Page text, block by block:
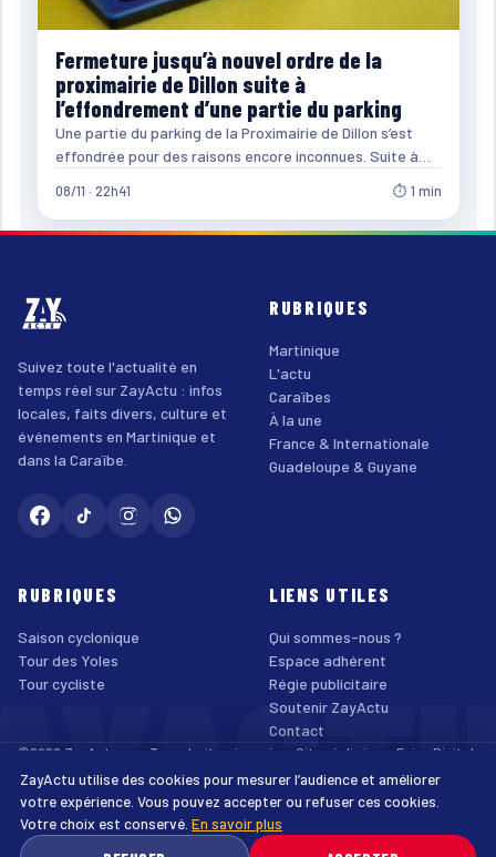
Fermeture jusqu’à nouvel ordre de la
proximairie de Dillon suite à
l’effondrement d’une partie du parking
Une partie du parking de la Proximairie de Dillon s’est
effondrée pour des raisons encore inconnues. Suite à…
08/11 · 22h41 ⏱ 1 min
Suivez toute l'actualité en
temps réel sur ZayActu : infos
locales, faits divers, culture et
événements en Martinique et
dans la Caraïbe.
RUBRIQUES
Martinique
L'actu
Caraïbes
À la une
France & Internationale
Guadeloupe & Guyane
RUBRIQUES
Saison cyclonique
Tour des Yoles
Tour cycliste
LIENS UTILES
Qui sommes-nous ?
Espace adhérent
Régie publicitaire
Soutenir ZayActu
Contact
©2026 ZayActu.org. Tous droits réservés. · Site réalisé par Enjoy Digital
Agency
Mentions légales
Confidentialité Cookies Accessibilité
ZayActu utilise des cookies pour mesurer l’audience et améliorer
votre expérience. Vous pouvez accepter ou refuser ces cookies.
Votre choix est conservé. En savoir plus